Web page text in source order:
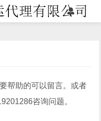
帮助的可以留言。或者
咨询问题。